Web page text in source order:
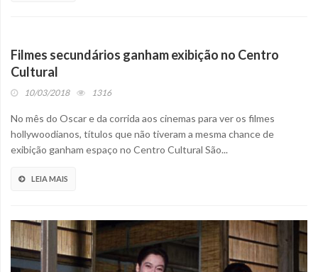
Filmes secundários ganham exibição no Centro
Cultural
10/03/2018 1316
No mês do Oscar e da corrida aos cinemas para ver os filmes
hollywoodianos, títulos que não tiveram a mesma chance de
exibição ganham espaço no Centro Cultural São...
LEIA MAIS